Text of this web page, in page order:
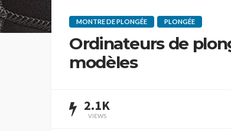
MONTRE DE PLONGÉE PLONGÉE
Ordinateurs de
modèles
2.1K
VIEWS